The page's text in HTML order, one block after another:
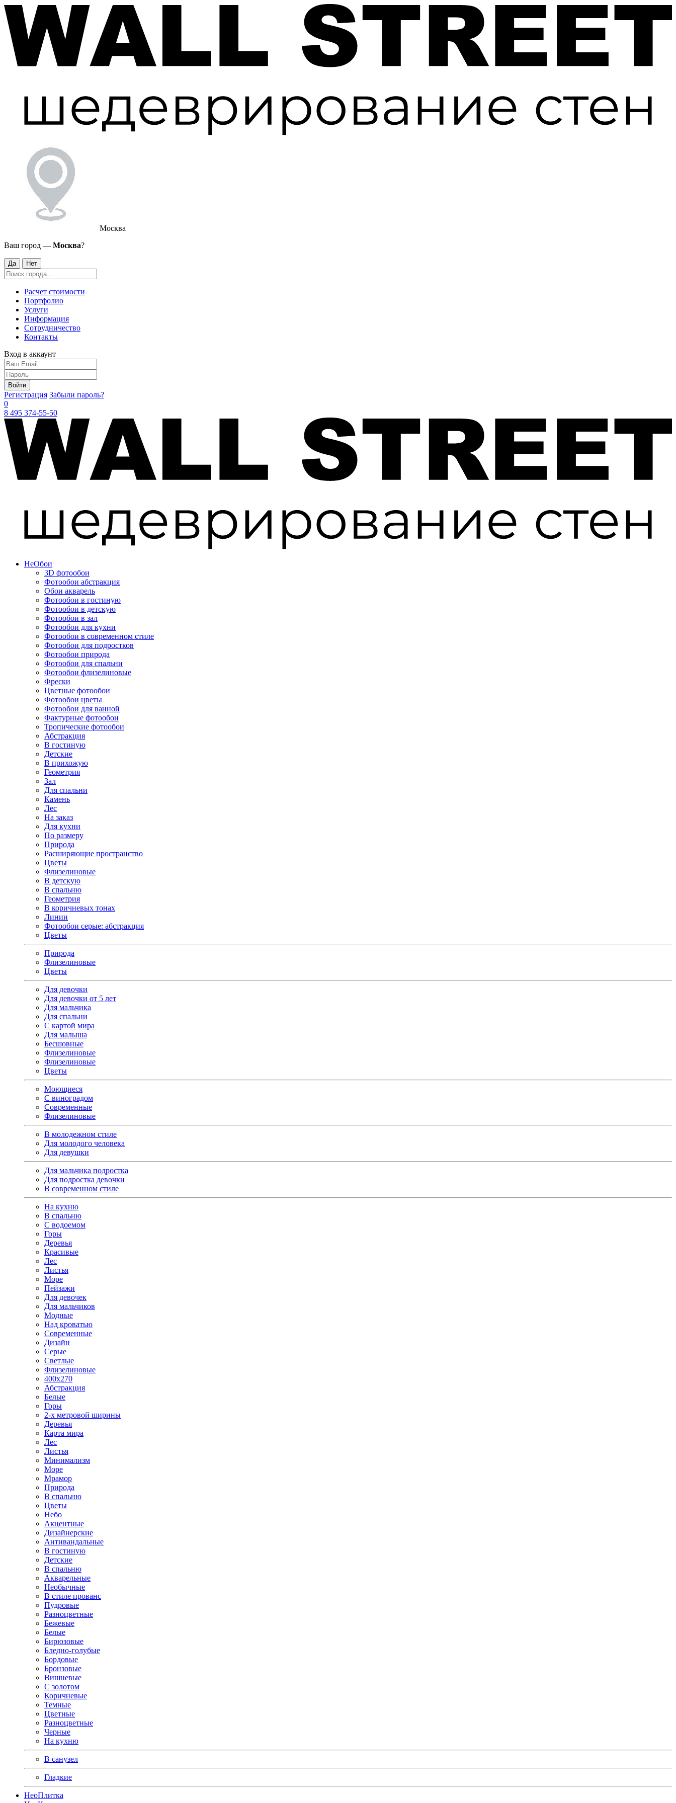
Москва
Ваш город — Москва?
Да Нет
Расчет стоимости
Портфолио
Услуги
Информация
Сотрудничество
Контакты
Вход в аккаунт
Войти
Регистрация Забыли пароль?
0
8 495 374-55-50
НеОбои
3D фотообои
Фотообои абстракция
Обои акварель
Фотообои в гостиную
Фотообои в детскую
Фотообои в зал
Фотообои для кухни
Фотообои в современном стиле
Фотообои для подростков
Фотообои природа
Фотообои для спальни
Фотообои флизелиновые
Фрески
Цветные фотообои
Фотообои цветы
Фотообои для ванной
Фактурные фотообои
Тропические фотообои
Абстракция
В гостиную
Детские
В прихожую
Геометрия
Зал
Для спальни
Камень
Лес
На заказ
Для кухни
По размеру
Природа
Расширяющие пространство
Цветы
Флизелиновые
В детскую
В спальню
Геометрия
В коричневых тонах
Линии
Фотообои серые: абстракция
Цветы
Природа
Флизелиновые
Цветы
Для девочки
Для девочки от 5 лет
Для мальчика
Для спальни
С картой мира
Для малыша
Бесшовные
Флизелиновые
Флизелиновые
Цветы
Моющиеся
С виноградом
Современные
Флизелиновые
В молодежном стиле
Для молодого человека
Для девушки
Для мальчика подростка
Для подростка девочки
В современном стиле
На кухню
В спальню
С водоемом
Горы
Деревья
Красивые
Лес
Листья
Море
Пейзажи
Для девочек
Для мальчиков
Модные
Над кроватью
Современные
Дизайн
Серые
Светлые
Флизелиновые
400х270
Абстракция
Белые
Горы
2-х метровой ширины
Деревья
Карта мира
Лес
Листья
Минимализм
Море
Мрамор
Природа
В спальню
Цветы
Небо
Акцентные
Дизайнерские
Антивандальные
В гостиную
Детские
В спальню
Акварельные
Необычные
В стиле прованс
Пудровые
Разноцветные
Бежевые
Белые
Бирюзовые
Бледно-голубые
Бордовые
Бронзовые
Вишневые
С золотом
Коричневые
Темные
Цветные
Разноцветные
Черные
На кухню
В санузел
Гладкие
НеоПлитка